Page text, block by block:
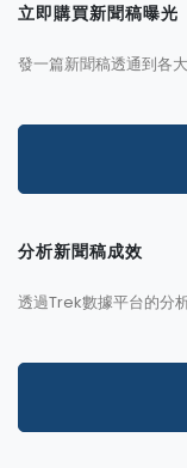
立即購買新聞稿曝光
發一篇新聞稿透通到各
分析新聞稿成效
透過Trek數據平台的分